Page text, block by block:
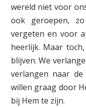
wereld niet voor
ook geroepen,
vergeten en voor
heerlijk. Maar
blijven. We
verlangen naar de
willen graag door
bij Hem te zijn.